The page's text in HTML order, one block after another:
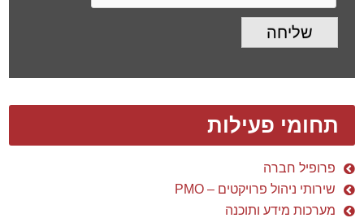
שליחה
תחומי פעילות
פרופיל חברה
שירותי ניהול פרויקטים – PMO
מערכות מידע ותוכנה
בינוי ותשתיות